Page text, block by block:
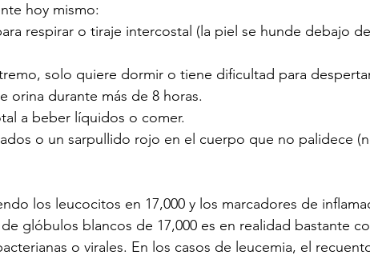
hoy mismo:
respirar o tiraje intercostal (la piel se hunde debajo de
solo quiere dormir o tiene dificultad para
orina durante más de 8 horas.
a beber líquidos o comer.
o un sarpullido rojo en el cuerpo que no palidece
los leucocitos en 17,000 y los marcadores de
glóbulos blancos de 17,000 es en realidad bastante
o virales. En los casos de leucemia, el